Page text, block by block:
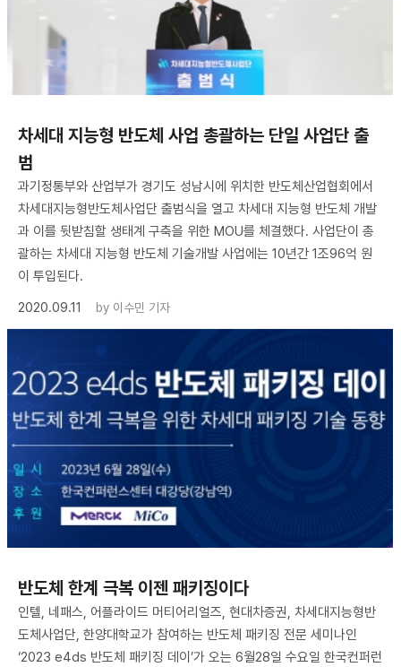
차세대 지능형 반도체 사업 총괄하는 단일 사업단 출
범
과기정통부와 산업부가 경기도 성남시에 위치한 반도체산업협회에서
차세대지능형반도체사업단 출범식을 열고 차세대 지능형 반도체 개발
과 이를 뒷받침할 생태계 구축을 위한 MOU를 체결했다. 사업단이 총
괄하는 차세대 지능형 반도체 기술개발 사업에는 10년간 1조96억 원
이 투입된다.
2020.09.11
by 이수민 기자
반도체 한계 극복 이젠 패키징이다
인텔, 네패스, 어플라이드 머티어리얼즈, 현대차증권, 차세대지능형반
도체사업단, 한양대학교가 참여하는 반도체 패키징 전문 세미나인
‘2023 e4ds 반도체 패키징 데이’가 오는 6월28일 수요일 한국컨퍼런